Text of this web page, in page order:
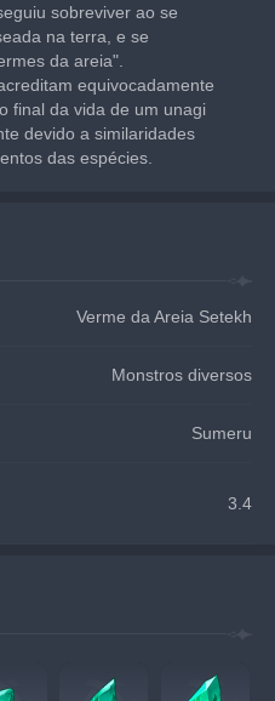
sobreviver ao se
na terra, e se
da areia".
equivocadamente
final da vida de um unagi
devido a similaridades
das espécies.
Verme da Areia Setekh
Monstros diversos
Sumeru
3.4